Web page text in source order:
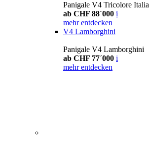
Panigale V4 Tricolore Italia
ab CHF 88´000 i
mehr entdecken
V4 Lamborghini
Panigale V4 Lamborghini
ab CHF 77´000 i
mehr entdecken